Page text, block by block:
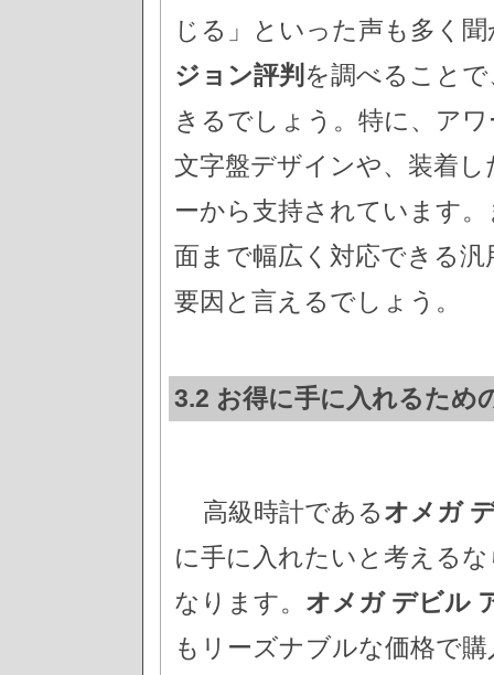
じる」といった声も多く
ジョン評判 を調べること
きるでしょう。特に、ア
文字盤デザインや、装着
ーから支持されています
面まで幅広く対応できる
要因と言えるでしょう。
3.2 お得に手に入れるため
高級時計であるオメガ
に手に入れたいと考える
なります。 オメガ デビル
もリーズナブルな価格で